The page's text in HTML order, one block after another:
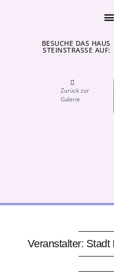
BESUCHE DAS HAUS
STEINSTRASSE AUF:
Zurück zur
Galerie
Veranstalter: